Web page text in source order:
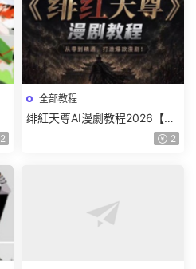
2
全部教程
绯紅天尊AI漫劇教程2026【畫
2